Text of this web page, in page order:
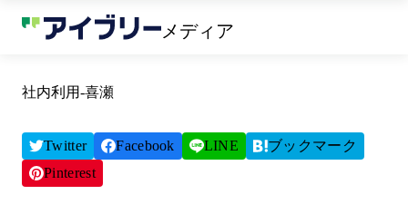
メディア
社内利用‐喜瀬
Twitter Facebook LINE
ブックマーク
Pinterest